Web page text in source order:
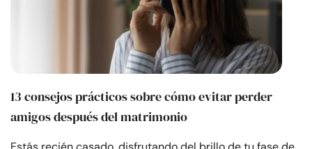
13 consejos prácticos sobre cómo evitar perder
amigos después del matrimonio